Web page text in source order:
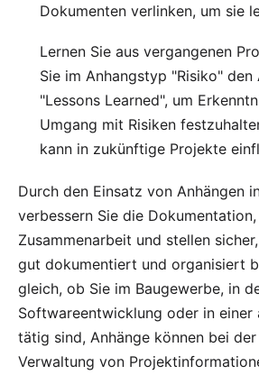
Dokumenten verlinken, um sie
Lernen Sie aus vergangenen
Sie im Anhangstyp "Risiko" den
"Lessons Learned", um
Umgang mit Risiken
kann in zukünftige Projekte
Durch den Einsatz von Anhängen
verbessern Sie die
Zusammenarbeit und stellen
gut dokumentiert und organisiert
gleich, ob Sie im Baugewerbe, in
Softwareentwicklung oder in einer
tätig sind, Anhänge können bei
Verwaltung von